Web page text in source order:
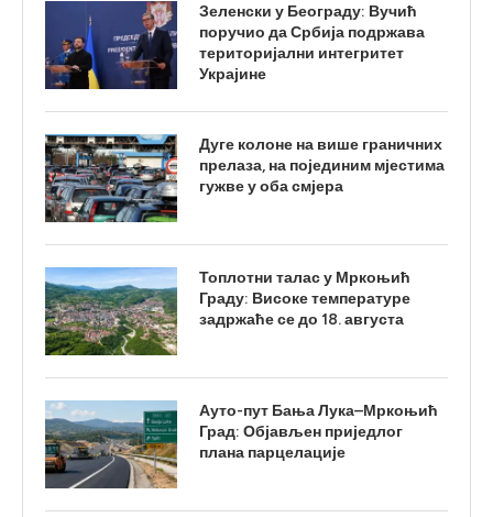
Зеленски у Београду: Вучић
поручио да Србија подржава
територијални интегритет
Украјине
Дуге колоне на више граничних
прелаза, на појединим мјестима
гужве у оба смјера
Топлотни талас у Мркоњић
Граду: Високе температуре
задржаће се до 18. августа
Ауто-пут Бања Лука–Мркоњић
Град: Објављен приједлог
плана парцелације